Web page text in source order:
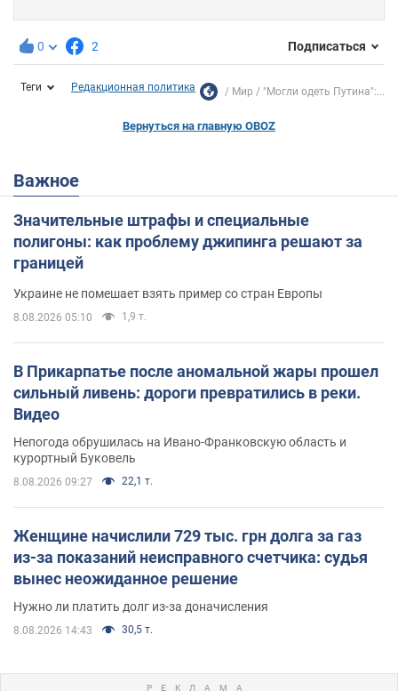
0 2 Подписаться
Теги Редакционная политика Мир "Могли одеть Путина":...
Вернуться на главную OBOZ
Важное
Значительные штрафы и специальные
полигоны: как проблему джипинга решают за
границей
Украине не помешает взять пример со стран Европы
8.08.2026 05:10 1,9 т.
В Прикарпатье после аномальной жары прошел
сильный ливень: дороги превратились в реки.
Видео
Непогода обрушилась на Ивано-Франковскую область и
курортный Буковель
8.08.2026 09:27 22,1 т.
Женщине начислили 729 тыс. грн долга за газ
из-за показаний неисправного счетчика: судья
вынес неожиданное решение
Нужно ли платить долг из-за доначисления
8.08.2026 14:43 30,5 т.